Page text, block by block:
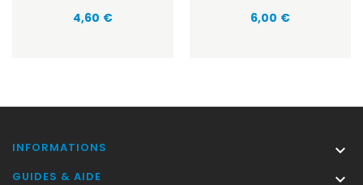
Prix
4,60 € Prix
6,00 €
INFORMATIONS 
GUIDES & AIDE 